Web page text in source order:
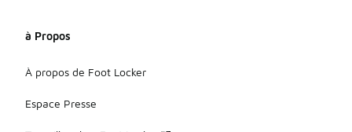
à Propos
À propos de Foot Locker
Espace Presse